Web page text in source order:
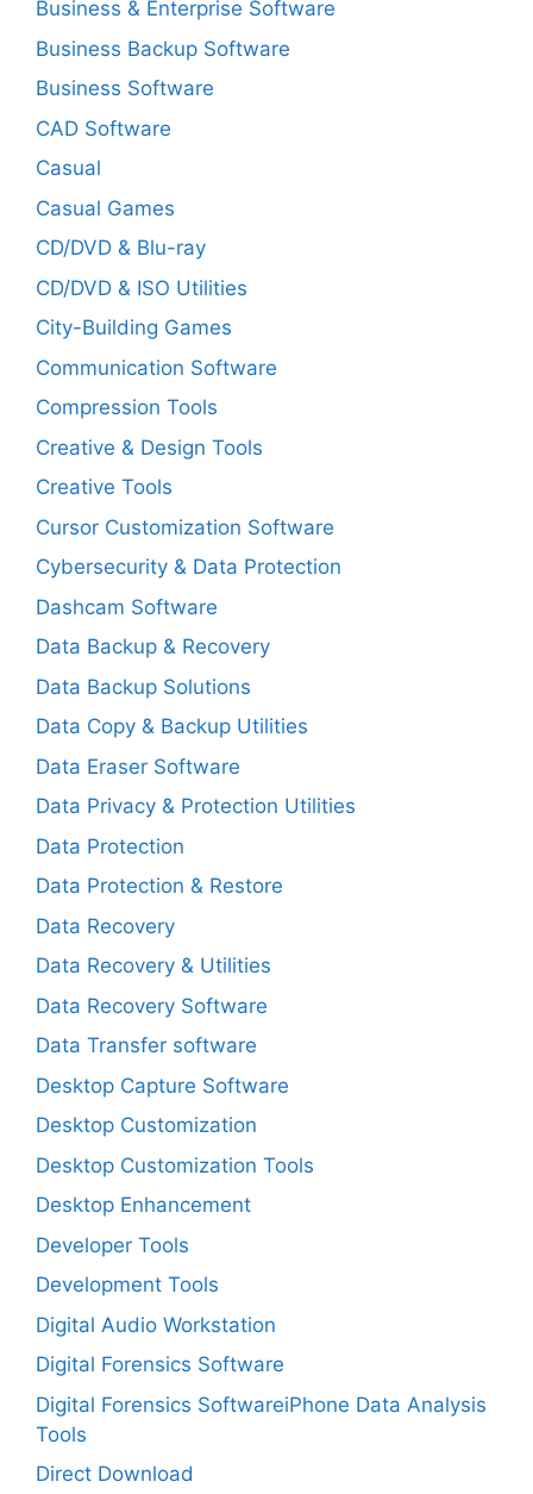
Business & Enterprise Software
Business Backup Software
Business Software
CAD Software
Casual
Casual Games
CD/DVD & Blu-ray
CD/DVD & ISO Utilities
City-Building Games
Communication Software
Compression Tools
Creative & Design Tools
Creative Tools
Cursor Customization Software
Cybersecurity & Data Protection
Dashcam Software
Data Backup & Recovery
Data Backup Solutions
Data Copy & Backup Utilities
Data Eraser Software
Data Privacy & Protection Utilities
Data Protection
Data Protection & Restore
Data Recovery
Data Recovery & Utilities
Data Recovery Software
Data Transfer software
Desktop Capture Software
Desktop Customization
Desktop Customization Tools
Desktop Enhancement
Developer Tools
Development Tools
Digital Audio Workstation
Digital Forensics Software
Digital Forensics SoftwareiPhone Data Analysis
Tools
Direct Download